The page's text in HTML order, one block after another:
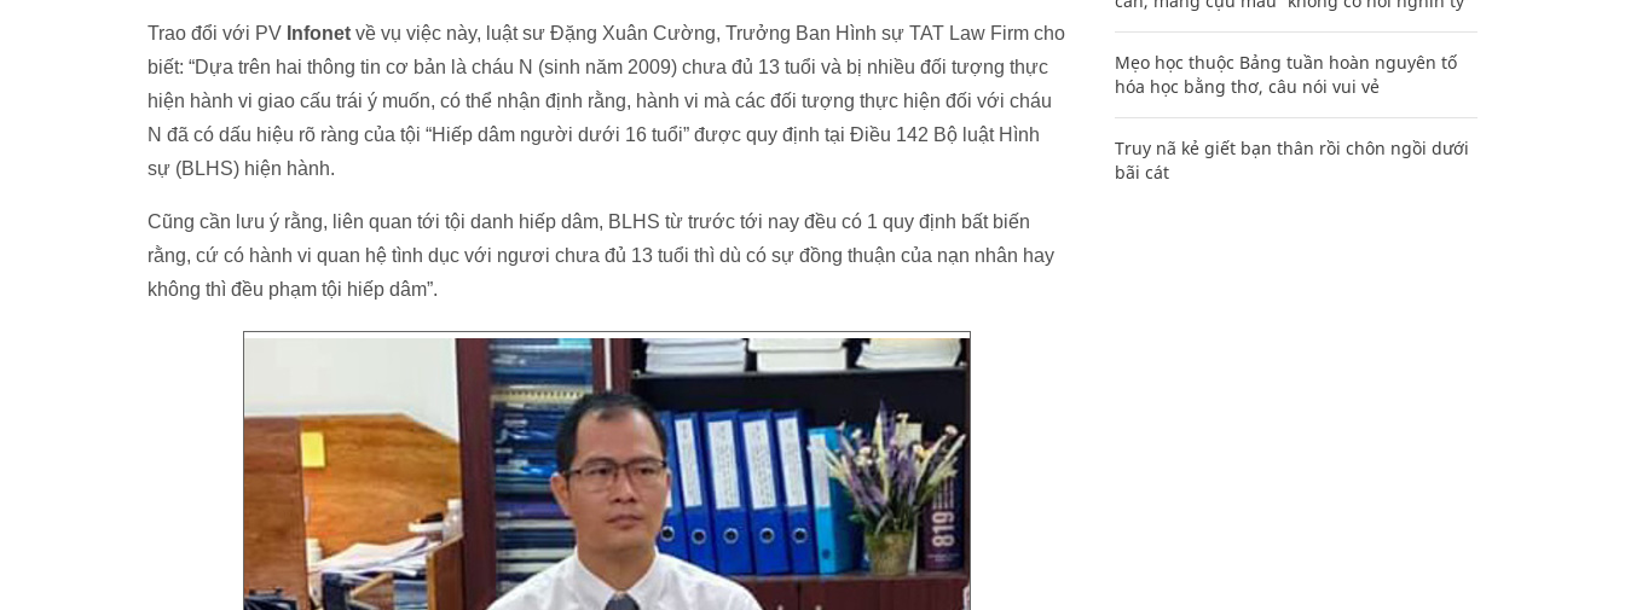
Trao đổi với PV Infonet về vụ việc này, luật sư Đặng Xuân Cường, Trưởng Ban Hình sự TAT Law Firm cho
biết: “Dựa trên hai thông tin cơ bản là cháu N (sinh năm 2009) chưa đủ 13 tuổi và bị nhiều đối tượng thực
hiện hành vi giao cấu trái ý muốn, có thể nhận định rằng, hành vi mà các đối tượng thực hiện đối với cháu
N đã có dấu hiệu rõ ràng của tội “Hiếp dâm người dưới 16 tuổi” được quy định tại Điều 142 Bộ luật Hình
sự (BLHS) hiện hành.
Cũng cần lưu ý rằng, liên quan tới tội danh hiếp dâm, BLHS từ trước tới nay đều có 1 quy định bất biến
rằng, cứ có hành vi quan hệ tình dục với ngươi chưa đủ 13 tuổi thì dù có sự đồng thuận của nạn nhân hay
không thì đều phạm tội hiếp dâm”.
Mẹo học thuộc Bảng tuần hoàn nguyên tố
hóa học bằng thơ, câu nói vui vẻ
Truy nã kẻ giết bạn thân rồi chôn ngồi dưới
bãi cát